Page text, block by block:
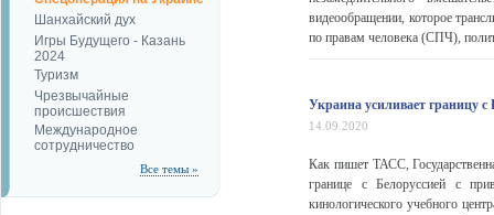
Шанхайский дух
Игры Будущего - Казань
2024
Туризм
Чрезвычайные
происшествия
Международное
сотрудничество
Все темы »
видеообращении, которое
по правам человека (СПЧ),
Украина усиливает границу с
14.09.2020
Как пишет ТАСС,
границе с Белоруссией с
кинологического учебного